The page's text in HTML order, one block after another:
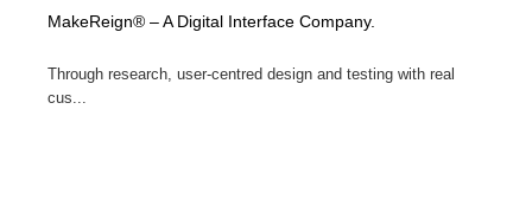
MakeReign® – A Digital Interface Company.
Through research, user-centred design and testing with real
cus...